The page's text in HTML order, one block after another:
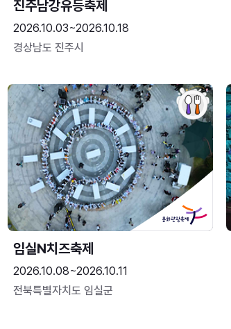
진주남강유등축제
2026.10.03~2026.10.18
경상남도 진주시
임실N치즈축제
2026.10.08~2026.10.11
전북특별자치도 임실군